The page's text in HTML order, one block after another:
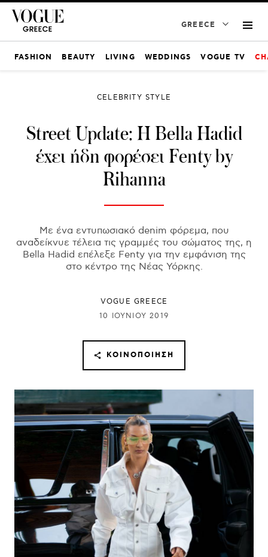
GREECE
FASHION BEAUTY LIVING WEDDINGS VOGUE TV
CELEBRITY STYLE
Street Update: Η Βella Ηadid
έχει ήδη φορέσει Fenty by
Rihanna
Με ένα εντυπωσιακό denim φόρεμα, που
αναδείκνυε τέλεια τις γραμμές του σώματος της, η
Bella Ηadid επέλεξε Fenty για την εμφάνιση της
στο κέντρο της Νέας Υόρκης.
VOGUE GREECE
10 ΙΟΥΝΊΟΥ 2019
ΚΟΙΝΟΠΟΊΗΣΗ